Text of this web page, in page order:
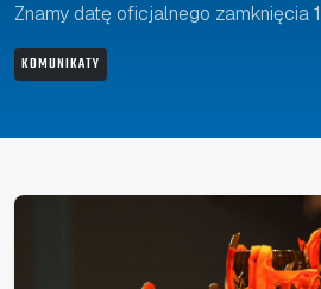
Znamy datę oficjalnego zamknięcia
KOMUNIKATY